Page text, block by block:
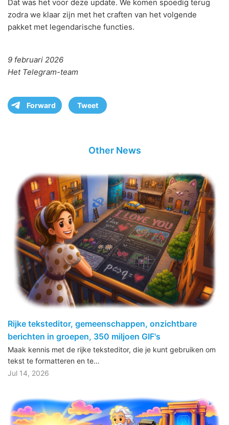
Dat was het voor deze update. We komen spoedig terug
zodra we klaar zijn met het craften van het volgende
pakket met legendarische functies.
9 februari 2026
Het Telegram-team
Forward Tweet
Other News
Rijke teksteditor, gemeenschappen, onzichtbare
berichten in groepen, 350 miljoen GIF's
Maak kennis met de rijke teksteditor, die je kunt gebruiken om
tekst te formatteren en te…
Jul 14, 2026